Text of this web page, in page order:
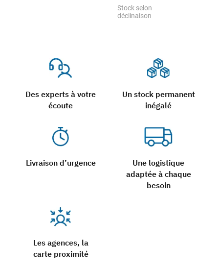
Des experts à votre
écoute
Un stock permanent
inégalé
Livraison d’urgence
Une logistique
adaptée à chaque
besoin
Les agences, la
carte proximité
Stock selon
déclinaison